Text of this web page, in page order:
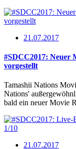
21.07.2017
#SDCC2017: Neuer
vorgestellt
Tamashii Nations
Nations'
bald ein neuer Movie
21.07.2017